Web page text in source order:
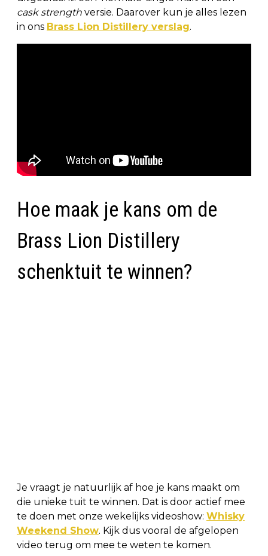
cask strength versie. Daarover kun je alles lezen
in ons Brass Lion Distillery verslag.
Hoe maak je kans om de
Brass Lion Distillery
schenktuit te winnen?
Je vraagt je natuurlijk af hoe je kans maakt om
die unieke tuit te winnen. Dat is door actief mee
te doen met onze wekelijks videoshow: Whisky
Weekend Show. Kijk dus vooral de afgelopen
video terug om mee te weten te komen.